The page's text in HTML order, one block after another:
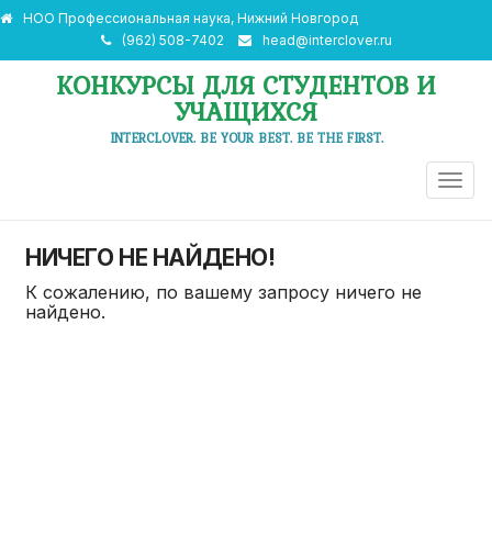
НОО Профессиональная наука, Нижний Новгород
(962) 508-7402
head@interclover.ru
КОНКУРСЫ ДЛЯ СТУДЕНТОВ И
УЧАЩИХСЯ
INTERCLOVER. BE YOUR BEST. BE THE FIRST.
НИЧЕГО НЕ НАЙДЕНО!
К сожалению, по вашему запросу ничего не
найдено.